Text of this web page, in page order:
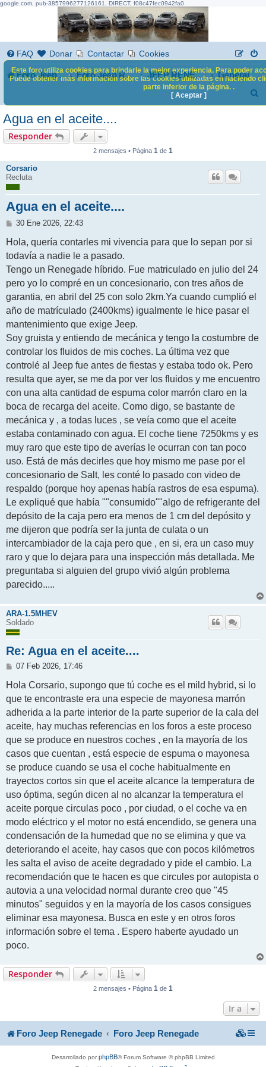
google.com, pub-3857996277126161, DIRECT, f08c47fec0942fa0
FAQ Donar Contactar Cookies
Foro Jeep Renegade Foro Jeep Renegade JEEP RENEGADE General
a
Agua en el aceite....
Responder
2 mensajes • Página 1 de 1
Corsario
Recluta
Agua en el aceite....
M
n
a
j
e
30 Ene 2026, 22:43
Hola, quería contarles mi vivencia para que lo sepan por si
todavía a nadie le a pasado.
Tengo un Renegade híbrido. Fue matriculado en julio del 24
pero yo lo compré en un concesionario, con tres años de
garantia, en abril del 25 con solo 2km.Ya cuando cumplió el
año de matrículado (2400kms) igualmente le hice pasar el
mantenimiento que exige Jeep.
Soy gruista y entiendo de mecánica y tengo la costumbre de
controlar los fluidos de mis coches. La última vez que
controlé al Jeep fue antes de fiestas y estaba todo ok. Pero
resulta que ayer, se me da por ver los fluidos y me encuentro
con una alta cantidad de espuma color marrón claro en la
boca de recarga del aceite. Como digo, se bastante de
mecánica y , a todas luces , se veía como que el aceite
estaba contaminado con agua. El coche tiene 7250kms y es
muy raro que este tipo de averías le ocurran con tan poco
uso. Está de más decirles que hoy mismo me pase por el
concesionario de Salt, les conté lo pasado con video de
respaldo (porque hoy apenas había rastros de esa espuma).
Le expliqué que había ""consumido""algo de refrigerante del
depósito de la caja pero era menos de 1 cm del depósito y
me dijeron que podría ser la junta de culata o un
intercambiador de la caja pero que , en si, era un caso muy
raro y que lo dejara para una inspección más detallada. Me
preguntaba si alguien del grupo vivió algún problema
parecido.....
ARA-1.5MHEV
Soldado
Re: Agua en el aceite....
M
n
a
j
07 Feb 2026, 17:46
Hola Corsario, supongo que tú coche es el mild hybrid, si lo
que te encontraste era una especie de mayonesa marrón
adherida a la parte interior de la parte superior de la cala del
aceite, hay muchas referencias en los foros a este proceso
que se produce en nuestros coches , en la mayoría de los
casos que cuentan , está especie de espuma o mayonesa
se produce cuando se usa el coche habitualmente en
trayectos cortos sin que el aceite alcance la temperatura de
uso óptima, según dicen al no alcanzar la temperatura el
aceite porque circulas poco , por ciudad, o el coche va en
modo eléctrico y el motor no está encendido, se genera una
condensación de la humedad que no se elimina y que va
deteriorando el aceite, hay casos que con pocos kilómetros
les salta el aviso de aceite degradado y pide el cambio. La
recomendación que te hacen es que circules por autopista o
autovia a una velocidad normal durante creo que "45
minutos" seguidos y en la mayoría de los casos consigues
eliminar esa mayonesa. Busca en este y en otros foros
información sobre el tema . Espero haberte ayudado un
poco.
Responder
2 mensajes • Página 1 de 1
Ir a
Este foro utiliza cookies para brindarle la mejor experiencia. Para poder
Puede obtener más información sobre las cookies utilizadas en haciendo
parte inferior de la página. .
[ Aceptar ]
Foro Jeep Renegade Foro Jeep Renegade
Desarrollado porphpBB® Forum Software © phpBB Limited